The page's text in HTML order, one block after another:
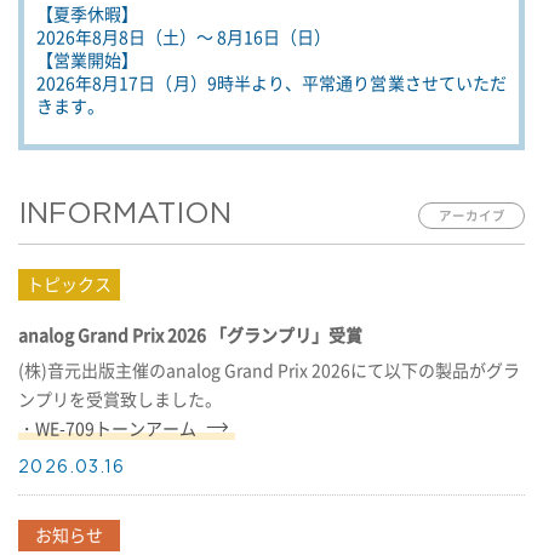
【夏季休暇】
2026年8月8日（土）～ 8月16日（日）
【営業開始】
2026年8月17日（月）9時半より、平常通り営業させていただ
きます。
INFORMATION
analog Grand Prix 2026 「グランプリ」受賞
(株)音元出版主催のanalog Grand Prix 2026にて以下の製品がグラ
ンプリを受賞致しました。
・WE-709トーンアーム
2026.03.16